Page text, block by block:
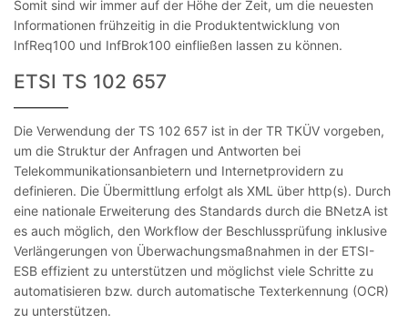
Somit sind wir immer auf der Höhe der Zeit, um die neuesten
Informationen frühzeitig in die Produktentwicklung von
InfReq100 und InfBrok100 einfließen lassen zu können.
ETSI TS 102 657
Die Verwendung der TS 102 657 ist in der TR TKÜV vorgeben,
um die Struktur der Anfragen und Antworten bei
Telekommunikationsanbietern und Internetprovidern zu
definieren. Die Übermittlung erfolgt als XML über http(s). Durch
eine nationale Erweiterung des Standards durch die BNetzA ist
es auch möglich, den Workflow der Beschlussprüfung inklusive
Verlängerungen von Überwachungsmaßnahmen in der ETSI-
ESB effizient zu unterstützen und möglichst viele Schritte zu
automatisieren bzw. durch automatische Texterkennung (OCR)
zu unterstützen.